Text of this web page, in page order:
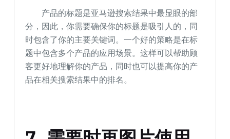
产品的标题是亚马逊搜索结果中最显眼的部
分，因此，你需要确保你的标题是吸引人的，同
时包含了你的主要关键词。一个好的策略是在标
题中包含多个产品的应用场景。这样可以帮助顾
客更好地理解你的产品，同时也可以提高你的产
品在相关搜索结果中的排名。